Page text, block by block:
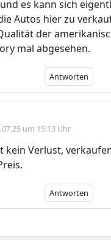
es kann sich
Autos hier zu
der
mal abgesehen.
Antworten
um 15:13 Uhr
kein Verlust,
Antworten